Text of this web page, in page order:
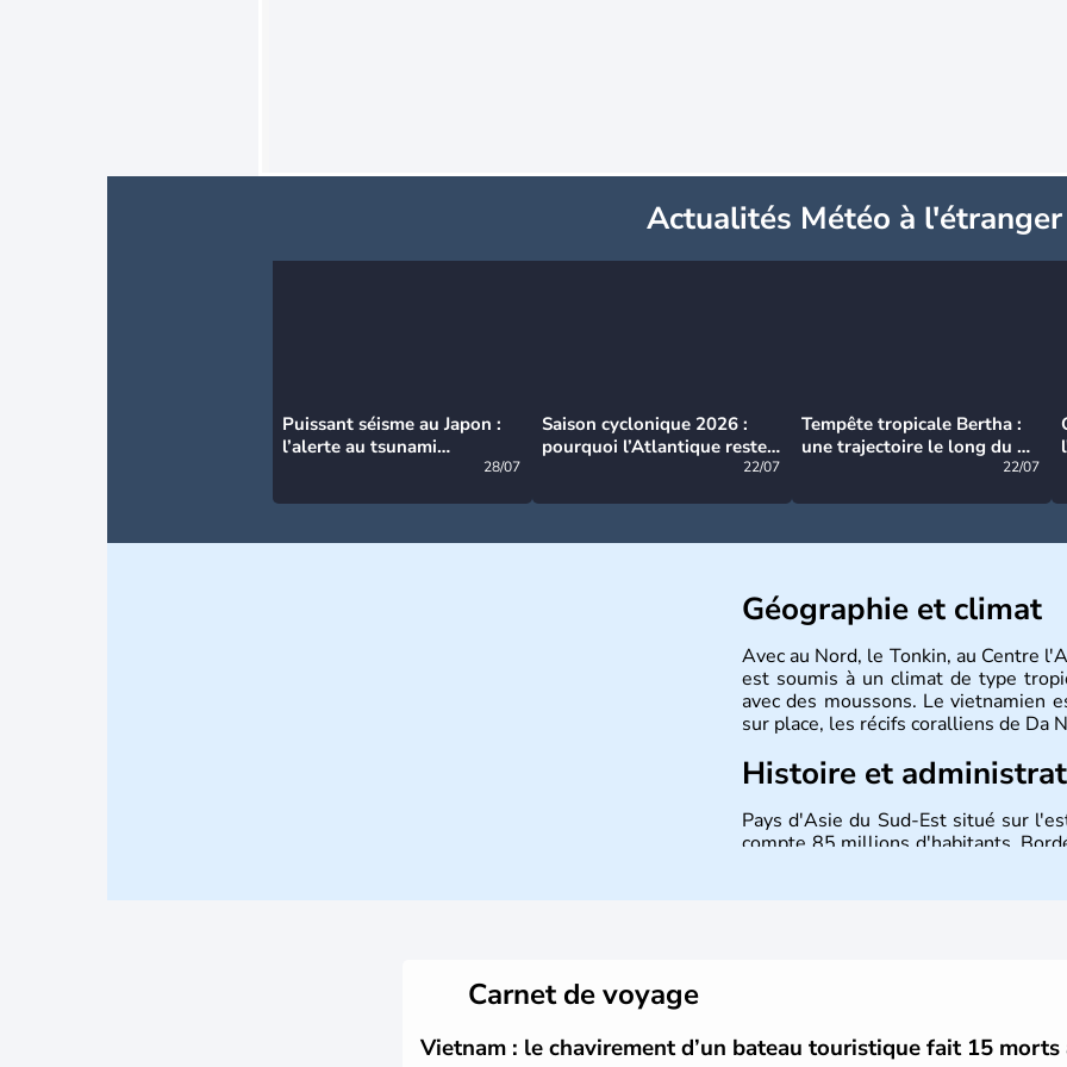
Actualités Météo à l'étranger
Puissant séisme au Japon :
l’alerte au tsunami
28/07
Saison cyclonique 2026 :
pourquoi l’Atlantique reste
22/07
Tempête tropicale Bertha :
une trajectoire le long du du
22/07
Géographie et climat
Avec au Nord, le Tonkin, au Centre
est soumis à un climat de type
avec des moussons. Le vietnamien
sur place, les récifs coralliens de Da
Histoire et
Pays d'Asie du Sud-Est situé sur
compte 85 millions d'habitants.
Carnet de voyage
Vietnam : le chavirement d’un bateau touristique fait 15 morts